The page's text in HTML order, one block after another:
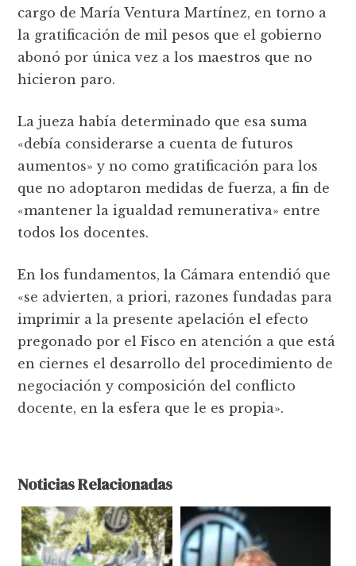
cargo de María Ventura Martínez, en torno a
la gratificación de mil pesos que el gobierno
abonó por única vez a los maestros que no
hicieron paro.
La jueza había determinado que esa suma
«debía considerarse a cuenta de futuros
aumentos» y no como gratificación para los
que no adoptaron medidas de fuerza, a fin de
«mantener la igualdad remunerativa» entre
todos los docentes.
En los fundamentos, la Cámara entendió que
«se advierten, a priori, razones fundadas para
imprimir a la presente apelación el efecto
pregonado por el Fisco en atención a que está
en ciernes el desarrollo del procedimiento de
negociación y composición del conflicto
docente, en la esfera que le es propia».
Noticias Relacionadas